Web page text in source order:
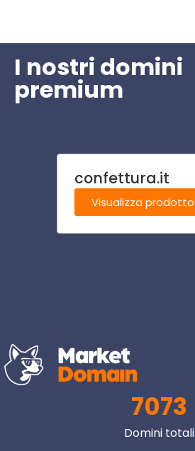
I nostri domini
premium
confettura.it
Visualizza prodotto
7073
Domini totali